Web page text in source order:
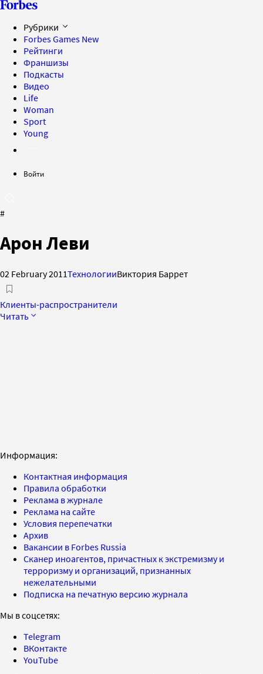
Рубрики
Forbes Games New
Рейтинги
Франшизы
Подкасты
Видео
Life
Woman
Sport
Young
Войти
#
Арон Леви
02 February 2011ТехнологииВиктория Баррет
Клиенты-распространители
Читать
Информация:
Контактная информация
Правила обработки
Реклама в журнале
Реклама на сайте
Условия перепечатки
Архив
Вакансии в Forbes Russia
Сканер иноагентов, причастных к экстремизму и
терроризму и организаций, признанных
нежелательными
Подписка на печатную версию журнала
Мы в соцсетях:
Telegram
ВКонтакте
YouTube